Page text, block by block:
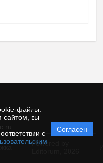
файлы.
сайтом, вы
с
Согласен
Powered by